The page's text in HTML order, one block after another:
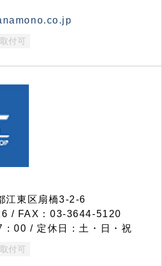
付可
東区扇橋3-2-6
/ FAX：03-3644-5120
00 / 定休日：土・日・祝
付可